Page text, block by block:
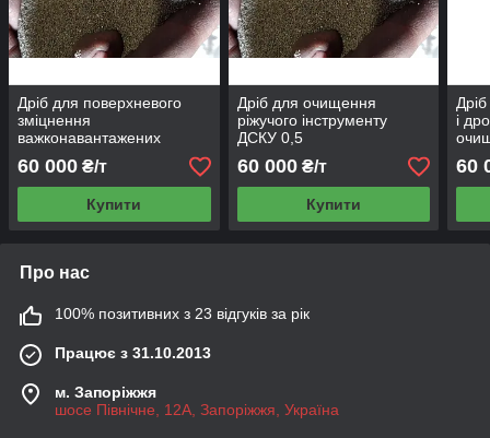
Дріб для поверхневого
зміцнення
важконавантажених
деталей ДСКУ 0,5
60 000 ₴/т
Купити
Дріб для очищення
ріжучого інструменту
ДСКУ 0,5
60 000₴/т
Купити
і
60
Про нас
100% позитивних з 23 відгуків за рік
Працює з 31.10.2013
м. Запоріжжя
шосе Північне, 12А, Запоріжжя, Україна